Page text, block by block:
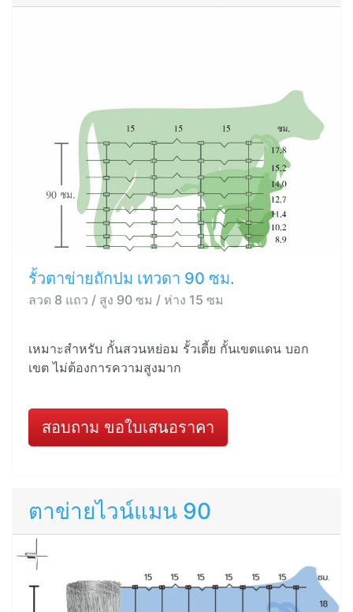
รั้วตาข่ายถักปม เทวดา 90 ซม.
ลวด 8 แถว / สูง 90 ซม / ห่าง 15 ซม
เหมาะสำหรับ กั้นสวนหย่อม รั้วเตี้ย กั้นเขตแดน บอก
เขต ไม่ต้องการความสูงมาก
สอบถาม ขอใบเสนอราคา
ตาข่ายไวน์แมน 90